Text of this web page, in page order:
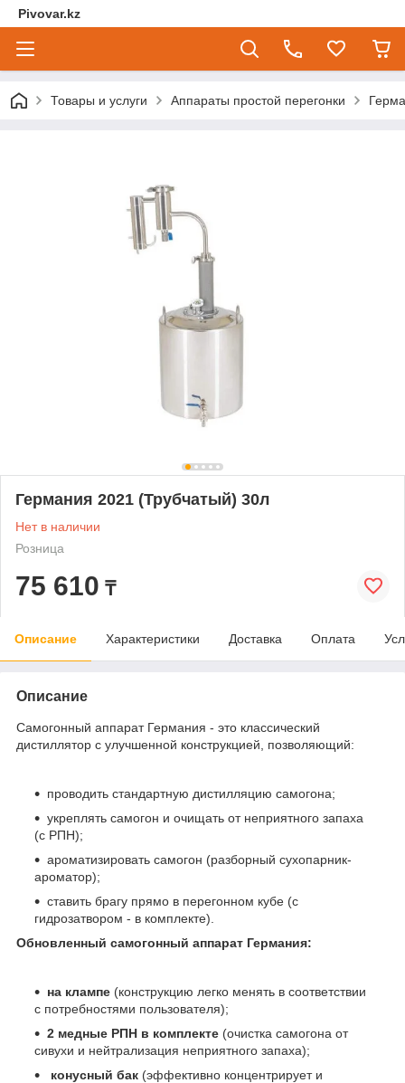
Pivovar.kz
Товары и услуги Аппараты простой перегонки
Германия 2021 (Трубчатый) 30л
Нет в наличии
Розница
75 610 ₸
Описание Характеристики Доставка Оплата
Описание
Самогонный аппарат Германия - это классический
дистиллятор с улучшенной конструкцией, позволяющий:
проводить стандартную дистилляцию самогона;
укреплять самогон и очищать от неприятного запаха
(с РПН);
ароматизировать самогон (разборный сухопарник-
ароматор);
ставить брагу прямо в перегонном кубе (с
гидрозатвором - в комплекте).
Обновленный самогонный аппарат Германия:
на клампе (конструкцию легко менять в соответствии
с потребностями пользователя);
2 медные РПН в комплекте (очистка самогона от
сивухи и нейтрализация неприятного запаха);
конусный бак (эффективно концентрирует и